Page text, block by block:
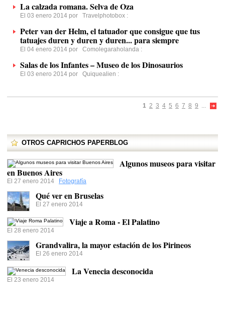
La calzada romana. Selva de Oza
El 03 enero 2014 por Travelphotobox :
Peter van der Helm, el tatuador que consigue que tus
tatuajes duren y duren y duren... para siempre
El 04 enero 2014 por Comolegaraholanda :
Salas de los Infantes – Museo de los Dinosaurios
El 03 enero 2014 por Quiquealien :
1 2 3 4 5 6 7 8 9 ...
OTROS CAPRICHOS PAPERBLOG
Algunos museos para visitar
en Buenos Aires
El 27 enero 2014 Fotografía
Qué ver en Bruselas
El 27 enero 2014
Viaje a Roma - El Palatino
El 28 enero 2014
Grandvalira, la mayor estación de los Pirineos
El 26 enero 2014
La Venecia desconocida
El 23 enero 2014